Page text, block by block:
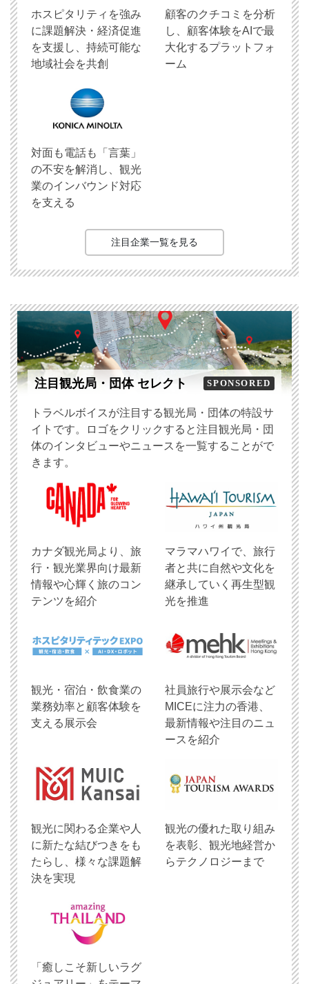
ホスピタリティを強み
に課題解決・経済促進
を支援し、持続可能な
地域社会を共創
顧客のクチコミを分析
し、顧客体験をAIで最
大化するプラットフォ
ーム
対面も電話も「言葉」
の不安を解消し、観光
業のインバウンド対応
を支える
注目企業一覧を見る
注目観光局・団体 セレクト SPONSORED
トラベルボイスが注目する観光局・団体の特設サ
イトです。ロゴをクリックすると注目観光局・団
体のインタビューやニュースを一覧することがで
きます。
​カナダ観光局より、旅
行・観光業界向け最新
情報や心輝く旅のコン
テンツを紹介
マラマハワイで、旅行
者と共に自然や文化を
継承していく再生型観
光を推進
観光・宿泊・飲食業の
業務効率と顧客体験を
支える展示会
社員旅行や展示会など
MICEに注力の香港、
最新情報や注目のニュ
ースを紹介
観光に関わる企業や人
に新たな結びつきをも
たらし、様々な課題解
決を実現
観光の優れた取り組み
を表彰、観光地経営か
らテクノロジーまで
「癒しこそ新しいラグ